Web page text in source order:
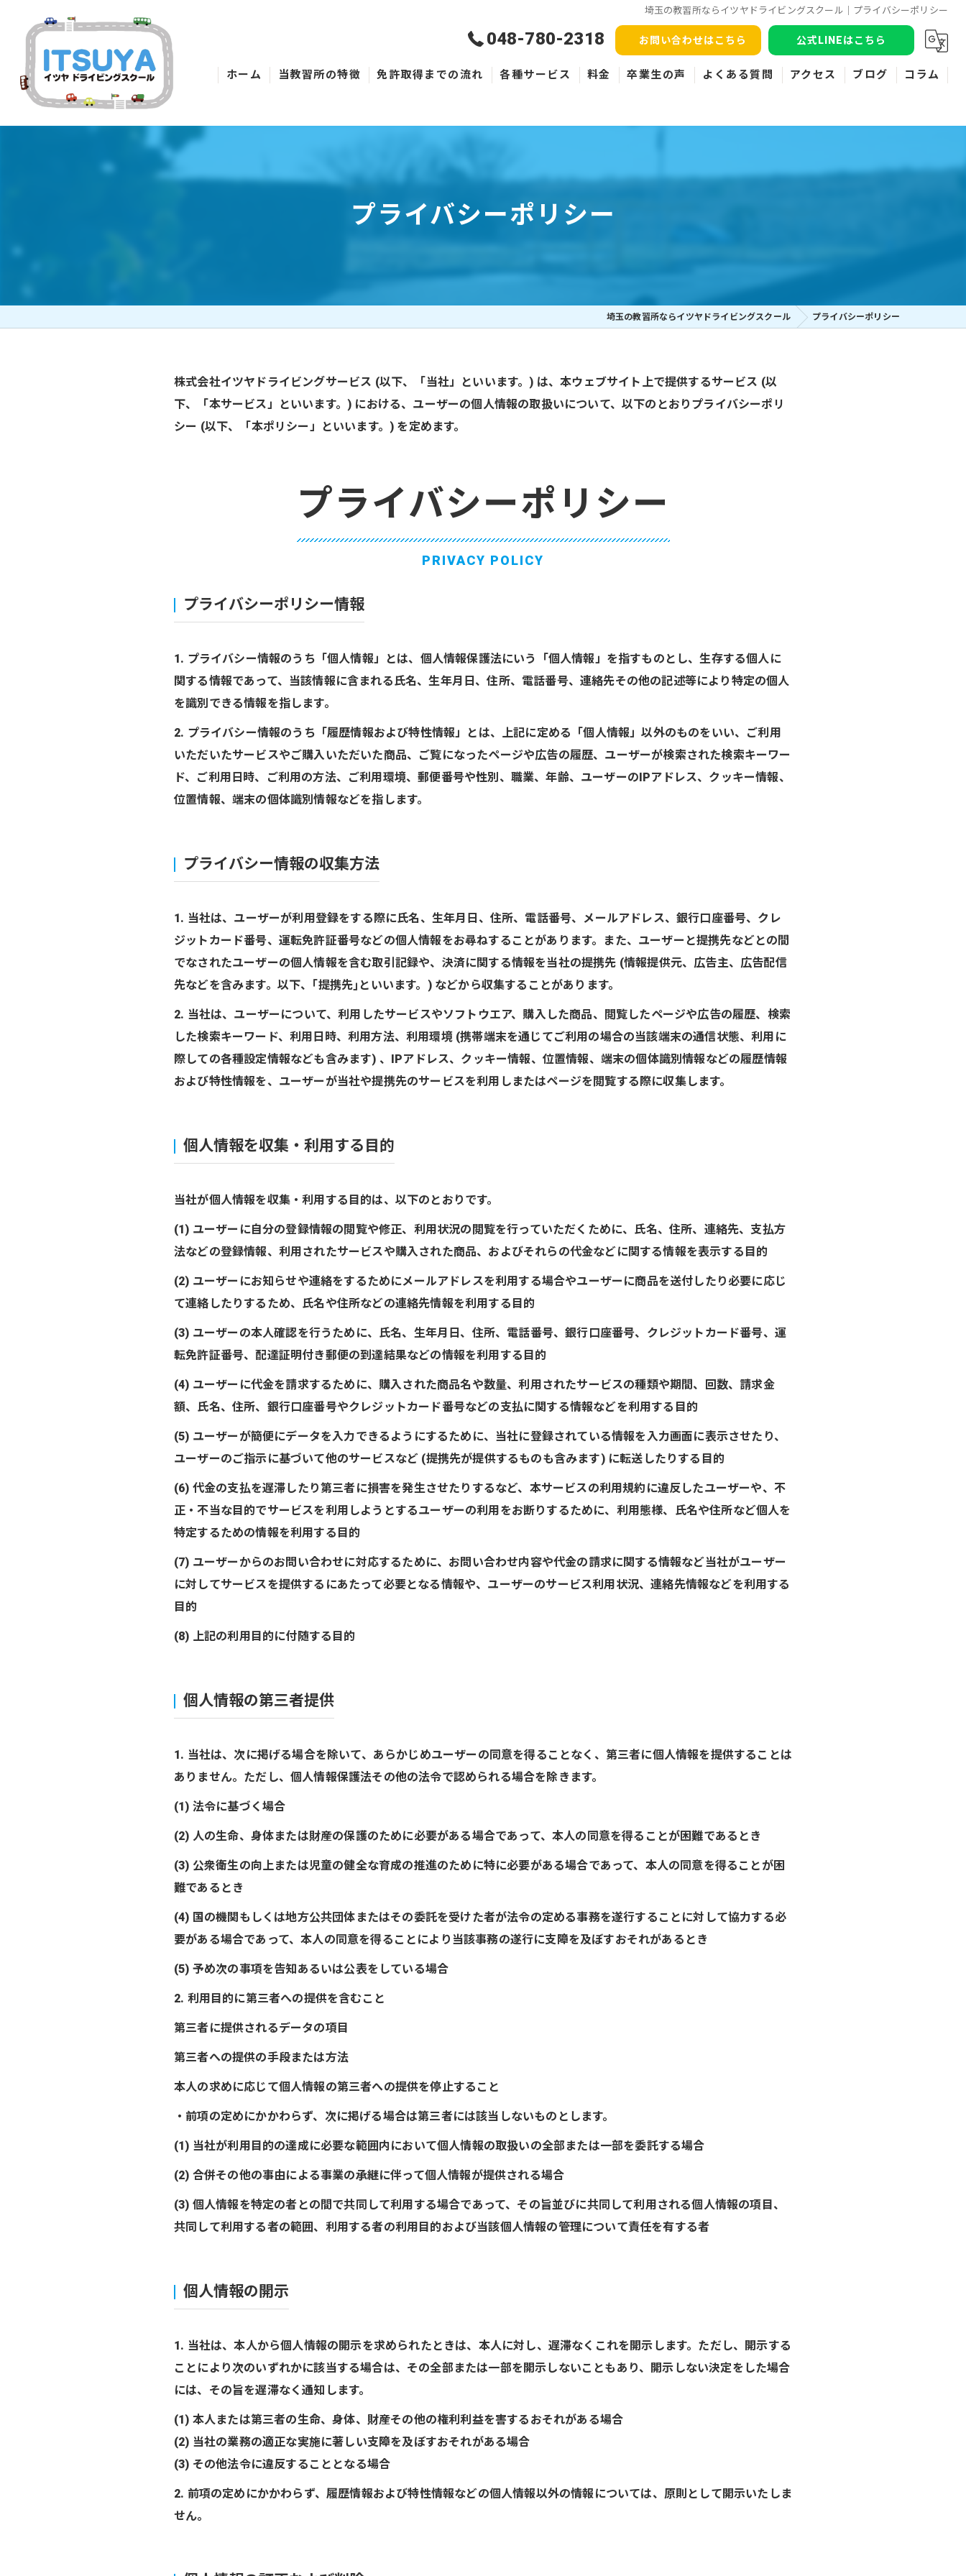
埼玉の教習所ならイツヤドライビングスクール｜プライバシーポリシー
048-780-2318 お問い合わせはこちら 公式LINEはこちら
ホーム 当教習所の特徴 免許取得までの流れ 各種サービス 料金 卒業生の声 よくある質問 アクセス ブログ コラム
プライバシーポリシー
埼玉の教習所ならイツヤドライビングスクール プライバシーポリシー
株式会社イツヤドライビングサービス (以下、「当社」といいます。) は、本ウェブサイト上で提供するサービス (以
下、「本サービス」といいます。) における、ユーザーの個人情報の取扱いについて、以下のとおりプライバシーポリ
シー (以下、「本ポリシー」といいます。) を定めます。
プライバシーポリシー
PRIVACY POLICY
プライバシーポリシー情報
1. プライバシー情報のうち「個人情報」とは、個人情報保護法にいう「個人情報」を指すものとし、生存する個人に
関する情報であって、当該情報に含まれる氏名、生年月日、住所、電話番号、連絡先その他の記述等により特定の個人
を識別できる情報を指します。
2. プライバシー情報のうち「履歴情報および特性情報」とは、上記に定める「個人情報」以外のものをいい、ご利用
いただいたサービスやご購入いただいた商品、ご覧になったページや広告の履歴、ユーザーが検索された検索キーワー
ド、ご利用日時、ご利用の方法、ご利用環境、郵便番号や性別、職業、年齢、ユーザーのIPアドレス、クッキー情報、
位置情報、端末の個体識別情報などを指します。
プライバシー情報の収集方法
1. 当社は、ユーザーが利用登録をする際に氏名、生年月日、住所、電話番号、メールアドレス、銀行口座番号、クレ
ジットカード番号、運転免許証番号などの個人情報をお尋ねすることがあります。また、ユーザーと提携先などとの間
でなされたユーザーの個人情報を含む取引記録や、決済に関する情報を当社の提携先 (情報提供元、広告主、広告配信
先などを含みます。以下、｢提携先｣といいます。) などから収集することがあります。
2. 当社は、ユーザーについて、利用したサービスやソフトウエア、購入した商品、閲覧したページや広告の履歴、検索
した検索キーワード、利用日時、利用方法、利用環境 (携帯端末を通じてご利用の場合の当該端末の通信状態、利用に
際しての各種設定情報なども含みます) 、IPアドレス、クッキー情報、位置情報、端末の個体識別情報などの履歴情報
および特性情報を、ユーザーが当社や提携先のサービスを利用しまたはページを閲覧する際に収集します。
個人情報を収集・利用する目的
当社が個人情報を収集・利用する目的は、以下のとおりです。
(1) ユーザーに自分の登録情報の閲覧や修正、利用状況の閲覧を行っていただくために、氏名、住所、連絡先、支払方
法などの登録情報、利用されたサービスや購入された商品、およびそれらの代金などに関する情報を表示する目的
(2) ユーザーにお知らせや連絡をするためにメールアドレスを利用する場合やユーザーに商品を送付したり必要に応じ
て連絡したりするため、氏名や住所などの連絡先情報を利用する目的
(3) ユーザーの本人確認を行うために、氏名、生年月日、住所、電話番号、銀行口座番号、クレジットカード番号、運
転免許証番号、配達証明付き郵便の到達結果などの情報を利用する目的
(4) ユーザーに代金を請求するために、購入された商品名や数量、利用されたサービスの種類や期間、回数、請求金
額、氏名、住所、銀行口座番号やクレジットカード番号などの支払に関する情報などを利用する目的
(5) ユーザーが簡便にデータを入力できるようにするために、当社に登録されている情報を入力画面に表示させたり、
ユーザーのご指示に基づいて他のサービスなど (提携先が提供するものも含みます) に転送したりする目的
(6) 代金の支払を遅滞したり第三者に損害を発生させたりするなど、本サービスの利用規約に違反したユーザーや、不
正・不当な目的でサービスを利用しようとするユーザーの利用をお断りするために、利用態様、氏名や住所など個人を
特定するための情報を利用する目的
(7) ユーザーからのお問い合わせに対応するために、お問い合わせ内容や代金の請求に関する情報など当社がユーザー
に対してサービスを提供するにあたって必要となる情報や、ユーザーのサービス利用状況、連絡先情報などを利用する
目的
(8) 上記の利用目的に付随する目的
個人情報の第三者提供
1. 当社は、次に掲げる場合を除いて、あらかじめユーザーの同意を得ることなく、第三者に個人情報を提供することは
ありません。ただし、個人情報保護法その他の法令で認められる場合を除きます。
(1) 法令に基づく場合
(2) 人の生命、身体または財産の保護のために必要がある場合であって、本人の同意を得ることが困難であるとき
(3) 公衆衛生の向上または児童の健全な育成の推進のために特に必要がある場合であって、本人の同意を得ることが困
難であるとき
(4) 国の機関もしくは地方公共団体またはその委託を受けた者が法令の定める事務を遂行することに対して協力する必
要がある場合であって、本人の同意を得ることにより当該事務の遂行に支障を及ぼすおそれがあるとき
(5) 予め次の事項を告知あるいは公表をしている場合
2. 利用目的に第三者への提供を含むこと
第三者に提供されるデータの項目
第三者への提供の手段または方法
本人の求めに応じて個人情報の第三者への提供を停止すること
・前項の定めにかかわらず、次に掲げる場合は第三者には該当しないものとします。
(1) 当社が利用目的の達成に必要な範囲内において個人情報の取扱いの全部または一部を委託する場合
(2) 合併その他の事由による事業の承継に伴って個人情報が提供される場合
(3) 個人情報を特定の者との間で共同して利用する場合であって、その旨並びに共同して利用される個人情報の項目、
共同して利用する者の範囲、利用する者の利用目的および当該個人情報の管理について責任を有する者
個人情報の開示
1. 当社は、本人から個人情報の開示を求められたときは、本人に対し、遅滞なくこれを開示します。ただし、開示する
ことにより次のいずれかに該当する場合は、その全部または一部を開示しないこともあり、開示しない決定をした場合
には、その旨を遅滞なく通知します。
(1) 本人または第三者の生命、身体、財産その他の権利利益を害するおそれがある場合
(2) 当社の業務の適正な実施に著しい支障を及ぼすおそれがある場合
(3) その他法令に違反することとなる場合
2. 前項の定めにかかわらず、履歴情報および特性情報などの個人情報以外の情報については、原則として開示いたしま
せん。